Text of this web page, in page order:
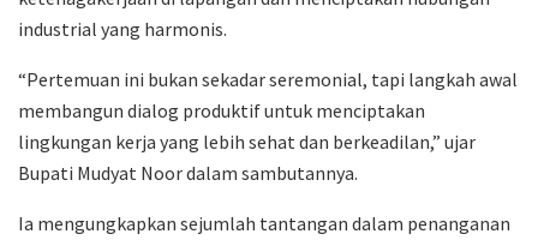
industrial yang harmonis.
“Pertemuan ini bukan sekadar seremonial, tapi langkah awal
membangun dialog produktif untuk menciptakan
lingkungan kerja yang lebih sehat dan berkeadilan,” ujar
Bupati Mudyat Noor dalam sambutannya.
Ia mengungkapkan sejumlah tantangan dalam penanganan